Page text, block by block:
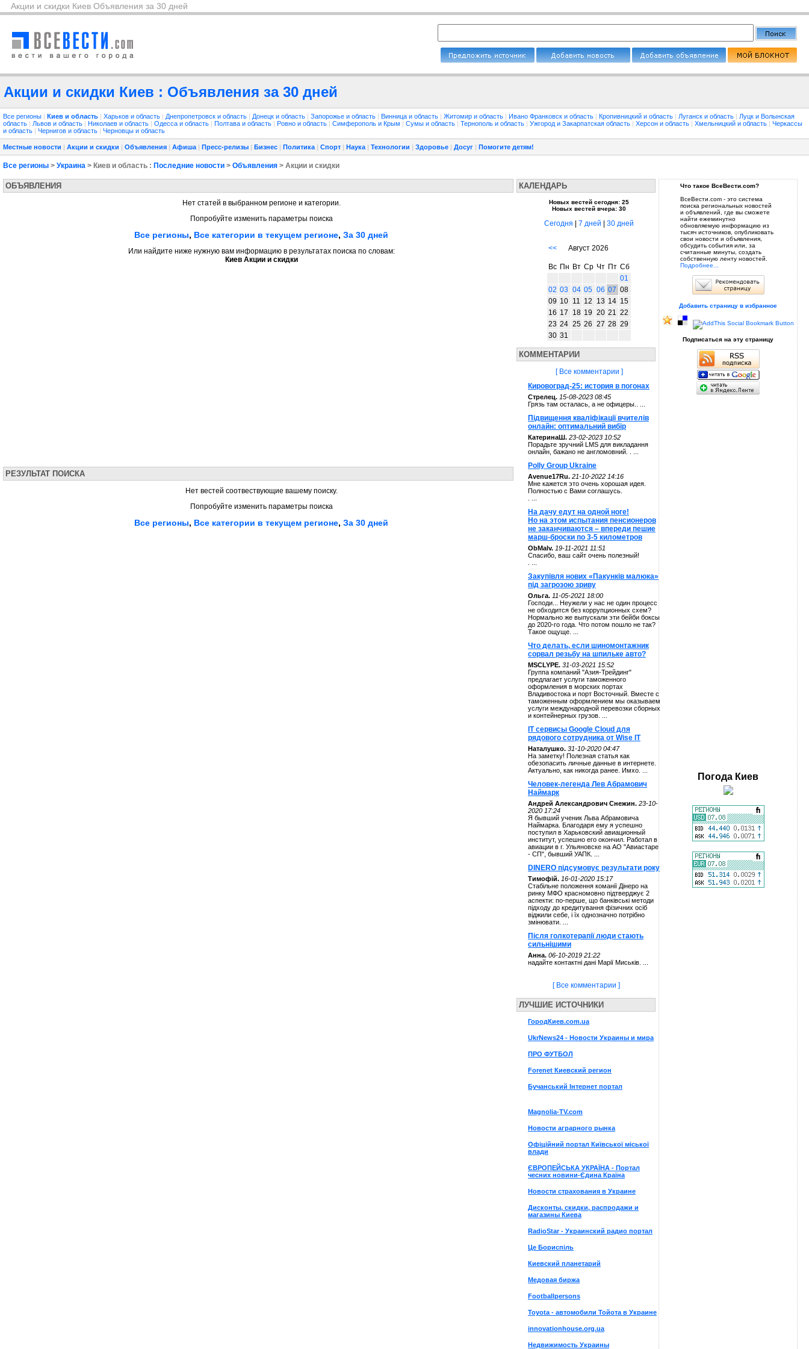
Акции и скидки Киев Объявления за 30 дней
Акции и скидки Киев : Объявления за 30 дней
Все регионы | Киев и область | Харьков и область | Днепропетровск и область | Донецк и область | Запорожье и область | Винница и область | Житомир и область | Ивано Франковск и область | Кропивницкий и область | Луганск и область | Луцк и Волынская
область | Львов и область | Николаев и область | Одесса и область | Полтава и область | Ровно и область | Симферополь и Крым | Сумы и область | Тернополь и область | Ужгород и Закарпатская область | Херсон и область | Хмельницкий и область | Черкассы
и область | Чернигов и область | Черновцы и область
Местные новости | Акции и скидки | Объявления | Афиша | Пресс-релизы | Бизнес | Политика | Спорт | Наука | Технологии | Здоровье | Досуг | Помогите детям!
Все регионы > Украина > Киев и область : Последние новости > Объявления > Акции и скидки
ОБЪЯВЛЕНИЯ
Нет статей в выбранном регионе и категории.
Попробуйте изменить параметры поиска
Все регионы, Все категории в текущем регионе, За 30 дней
Или найдите ниже нужную вам информацию в результатах поиска по словам:
Киев Акции и скидки
РЕЗУЛЬТАТ ПОИСКА
Нет вестей соотвествующие вашему поиску.
Попробуйте изменить параметры поиска
Все регионы, Все категории в текущем регионе, За 30 дней
КАЛЕНДАРЬ
Новых вестей сегодня: 25
Новых вестей вчера: 30
Сегодня 7 дней 30 дней
<< Август 2026
Вс Пн Вт Ср Чт Пт Сб
01
02 03 04 05 06 07 08
09 10 11 12 13 14 15
16 17 18 19 20 21 22
23 24 25 26 27 28 29
30 31
КОММЕНТАРИИ
[ Все комментарии ]
Кировоград-25: история в погонах
Стрелец. 15-08-2023 08:45
Грязь там осталась, а не офицеры.. ...
Підвищення кваліфікації вчителів
онлайн: оптимальний вибір
КатеринаШ. 23-02-2023 10:52
Порадьте зручний LMS для викладання
онлайн, бажано не англомовний. . ...
Polly Group Ukraine
Avenue17Ru. 21-10-2022 14:16
Мне кажется это очень хорошая идея.
Полностью с Вами соглашусь.
На дачу едут на одной ноге!
Но на этом испытания пенсионеров
не заканчиваются – впереди пешие
марш-броски по 3-5 километров
ОbMalv. 19-11-2021 11:51
Спасибо, ваш сайт очень полезный!
Закупівля нових «Пакунків малюка»
під загрозою зриву
Ольга. 11-05-2021 18:00
Господи... Неужели у нас не один процесс
не обходится без коррупционных схем?
Нормально же выпускали эти бейби боксы
до 2020-го года. Что потом пошло не так?
Такое ощуще. ...
Что делать, если шиномонтажник
сорвал резьбу на шпильке авто?
MSCLYPE. 31-03-2021 15:52
Группа компаний "Азия-Трейдинг"
предлагает услуги таможенного
оформления в морских портах
Владивостока и порт Восточный. Вместе с
таможенным оформлением мы оказываем
услуги международной перевозки сборных
и контейнерных грузов. ...
IT сервисы Google Cloud для
рядового сотрудника от Wise IT
Наталушко. 31-10-2020 04:47
На заметку! Полезная статья как
обезопасить личные данные в интернете.
Актуально, как никогда ранее. Имхо. ...
Человек-легенда Лев Абрамович
Наймарк
Андрей Александрович Снежин. 23-10-
2020 17:24
Я бывший ученик Льва Абрамовича
Наймарка. Благодаря ему я успешно
поступил в Харьковский авиационный
институт, успешно его окончил. Работал в
авиации в г. Ульяновске на АО "Авиастаре
- СП", бывший УАПК. ...
DINERO підсумовує результати року
Тимофій. 16-01-2020 15:17
Стабільне положення команії Дінеро на
ринку МФО красномовно підтверджує 2
аспекти: по-перше, що банківські методи
підходу до кредитування фізичних осіб
віджили себе, і їх однозначно потрібно
змінювати. ...
Після голкотерапії люди стають
сильнішими
Анна. 06-10-2019 21:22
надайте контактні дані Марії Миськів. ...
[ Все комментарии ]
ЛУЧШИЕ ИСТОЧНИКИ
ГородКиев.com.ua
UkrNews24 - Новости Украины и мира
ПРО ФУТБОЛ
Forenet Киевский регион
Бучанський Інтернет портал
Magnolia-TV.com
Новости аграрного рынка
Офіційний портал Київської міської
влади
ЄВРОПЕЙСЬКА УКРАЇНА - Портал
чесних новини-Єдина Країна
Новости страхования в Украине
Дисконты, скидки, распродажи и
магазины Киева
RadioStar - Украинский радио портал
Це Бориспіль
Киевский планетарий
Медовая биржа
Footballpersons
Toyota - автомобили Тойота в Украине
innovationhouse.org.ua
Недвижимость Украины
Что такое ВсеВести.com?
ВсеВести.com - это система
поиска региональных новостей
и объявлений, где вы сможете
найти ежеминутно
обновляемую информацию из
тысяч источников, опубликовать
свои новости и объявления,
обсудить события или, за
считанные минуты, создать
собственную ленту новостей.
Подробнее...
Добавить страницу в избранное
Подписаться на эту страницу
Погода Киев